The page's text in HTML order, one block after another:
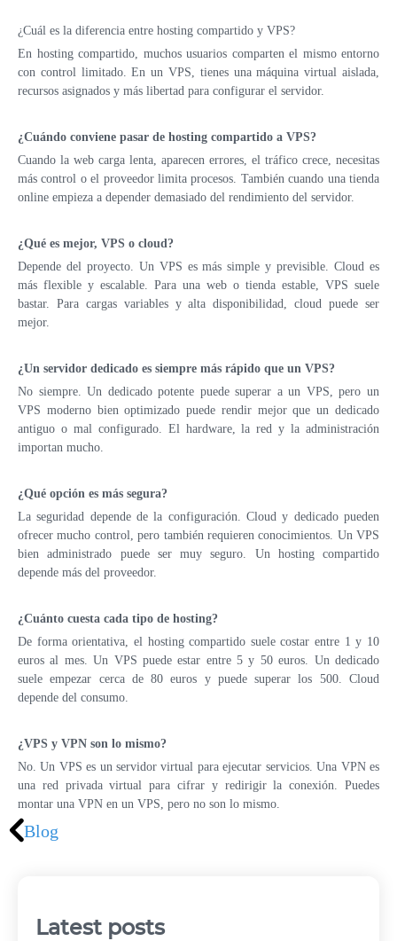
¿Cuál es la diferencia entre hosting compartido y VPS?
En hosting compartido, muchos usuarios comparten el mismo entorno
con control limitado. En un VPS, tienes una máquina virtual aislada,
recursos asignados y más libertad para configurar el servidor.
¿Cuándo conviene pasar de hosting compartido a VPS?
Cuando la web carga lenta, aparecen errores, el tráfico crece, necesitas
más control o el proveedor limita procesos. También cuando una tienda
online empieza a depender demasiado del rendimiento del servidor.
¿Qué es mejor, VPS o cloud?
Depende del proyecto. Un VPS es más simple y previsible. Cloud es
más flexible y escalable. Para una web o tienda estable, VPS suele
bastar. Para cargas variables y alta disponibilidad, cloud puede ser
mejor.
¿Un servidor dedicado es siempre más rápido que un VPS?
No siempre. Un dedicado potente puede superar a un VPS, pero un
VPS moderno bien optimizado puede rendir mejor que un dedicado
antiguo o mal configurado. El hardware, la red y la administración
importan mucho.
¿Qué opción es más segura?
La seguridad depende de la configuración. Cloud y dedicado pueden
ofrecer mucho control, pero también requieren conocimientos. Un VPS
bien administrado puede ser muy seguro. Un hosting compartido
depende más del proveedor.
¿Cuánto cuesta cada tipo de hosting?
De forma orientativa, el hosting compartido suele costar entre 1 y 10
euros al mes. Un VPS puede estar entre 5 y 50 euros. Un dedicado
suele empezar cerca de 80 euros y puede superar los 500. Cloud
depende del consumo.
¿VPS y VPN son lo mismo?
No. Un VPS es un servidor virtual para ejecutar servicios. Una VPN es
una red privada virtual para cifrar y redirigir la conexión. Puedes
montar una VPN en un VPS, pero no son lo mismo.
Blog
Latest posts